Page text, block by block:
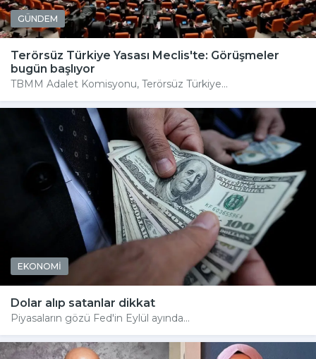
GÜNDEM
Terörsüz Türkiye Yasası Meclis'te: Görüşmeler
bugün başlıyor
TBMM Adalet Komisyonu, Terörsüz Türkiye...
EKONOMİ
Dolar alıp satanlar dikkat
Piyasaların gözü Fed'in Eylül ayında...